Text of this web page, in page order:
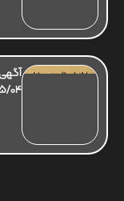
405/04 شرکت ایران